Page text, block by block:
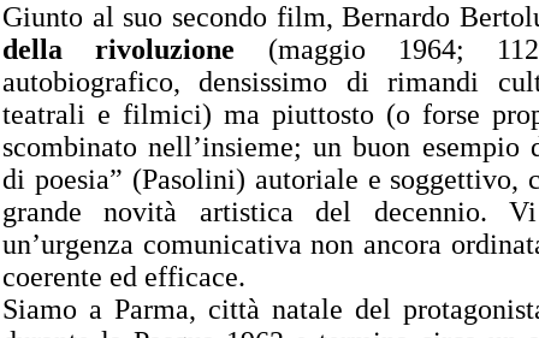
Giunto al suo secondo film, Bernardo
della rivoluzione (maggio 1964;
autobiografico, densissimo di rimandi
teatrali e filmici) ma piuttosto (o forse
scombinato nell’insieme; un buon esempio
di poesia” (Pasolini) autoriale e soggettivo,
grande novità artistica del decennio.
un’urgenza comunicativa non ancora
coerente ed efficace.
Siamo a Parma, città natale del